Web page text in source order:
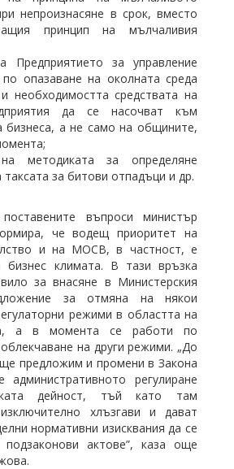
непроизнасяне в срок, вместо
принцип на мълчаливия
Предприятието за управление
по опазаване на околната среда
необходимостта средствата на
да се насочват към
бизнеса, а не само на общините,
методиката за определяне
таксата за битови отпадъци и др.
въпроси министър
че водещ приоритет на
и на МОСВ, в частност, е
бизнес климата. В тази връзка
за внасяне в Министерския
за отмяна на някои
режими в областта на
а в момента се работи по
на други режими. „До
предложим и промени в Закона
административното регулиране
дейност, тъй като там
хлъзгави и дават
нормативни изисквания да се
подзаконови актове”, каза още